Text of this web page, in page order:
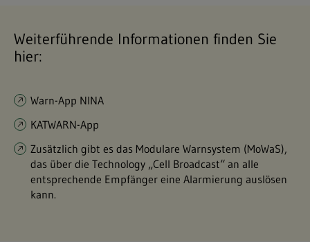
Weiterführende Informationen finden Sie
hier:
Warn-App NINA
KATWARN-App
Zusätzlich gibt es das Modulare Warnsystem (MoWaS),
das über die Technology „Cell Broadcast“ an alle
entsprechende Empfänger eine Alarmierung auslösen
kann.